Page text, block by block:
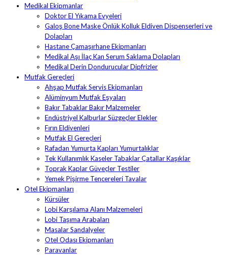
Medikal Ekipmanlar
Doktor El Yıkama Evyeleri
Galoş Bone Maske Önlük Kolluk Eldiven Dispenserleri ve
Dolapları
Hastane Çamaşırhane Ekipmanları
Medikal Aşı İlaç Kan Serum Saklama Dolapları
Medikal Derin Dondurucular Dipfrizler
Mutfak Gereçleri
Ahşap Mutfak Servis Ekipmanları
Alüminyum Mutfak Eşyaları
Bakır Tabaklar Bakır Malzemeler
Endüstriyel Kalburlar Süzgeçler Elekler
Fırın Eldivenleri
Mutfak El Gereçleri
Rafadan Yumurta Kapları Yumurtalıklar
Tek Kullanımlık Kaseler Tabaklar Çatallar Kaşıklar
Toprak Kaplar Güveçler Testiler
Yemek Pişirme Tencereleri Tavalar
Otel Ekipmanları
Kürsüler
Lobi Karşılama Alanı Malzemeleri
Lobi Taşıma Arabaları
Masalar Sandalyeler
Otel Odası Ekipmanları
Paravanlar